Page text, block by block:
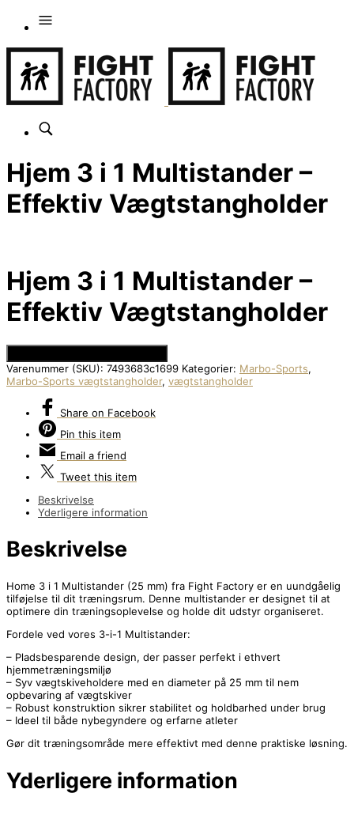
Hjem 3 i 1 Multistander –
Effektiv Vægtstangholder
Hjem 3 i 1 Multistander –
Effektiv Vægtstangholder
Varenummer (SKU): 7493683c1699 Kategorier: Marbo-Sports,
Marbo-Sports vægtstangholder, vægtstangholder
Share on Facebook
Pin this item
Email a friend
Tweet this item
Beskrivelse
Yderligere information
Beskrivelse
Home 3 i 1 Multistander (25 mm) fra Fight Factory er en uundgåelig
tilføjelse til dit træningsrum. Denne multistander er designet til at
optimere din træningsoplevelse og holde dit udstyr organiseret.
Fordele ved vores 3-i-1 Multistander:
– Pladsbesparende design, der passer perfekt i ethvert
hjemmetræningsmiljø
– Syv vægtskiveholdere med en diameter på 25 mm til nem
opbevaring af vægtskiver
– Robust konstruktion sikrer stabilitet og holdbarhed under brug
– Ideel til både nybegyndere og erfarne atleter
Gør dit træningsområde mere effektivt med denne praktiske løsning.
Yderligere information